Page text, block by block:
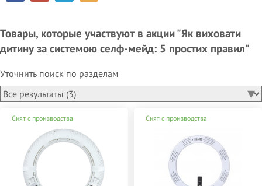
Товары, которые участвуют в акции "Як виховати
дитину за системою селф-мейд: 5 простих правил"
Уточнить поиск по разделам
Снят с производства Снят с производства